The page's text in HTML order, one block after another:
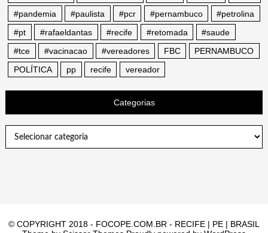
#pandemia
#paulista #pcr #pernambuco
#petrolina
#pt
#rafaeldantas #recife #retomada
#saude
#tce
#vacinacao #vereadores FBC
PERNAMBUCO
POLÍTICA
pp recife vereador
Categorias
© COPYRIGHT 2018 - FOCOPE.COM.BR - RECIFE | PE | BRASIL